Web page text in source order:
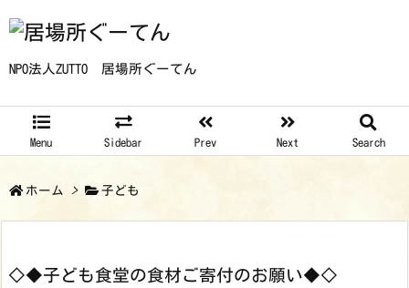
NPO法人ZUTTO 居場所ぐーてん
Menu Sidebar Prev Next Search
ホーム > 子ども
◇◆子ども食堂の食材ご寄付のお願い◆◇